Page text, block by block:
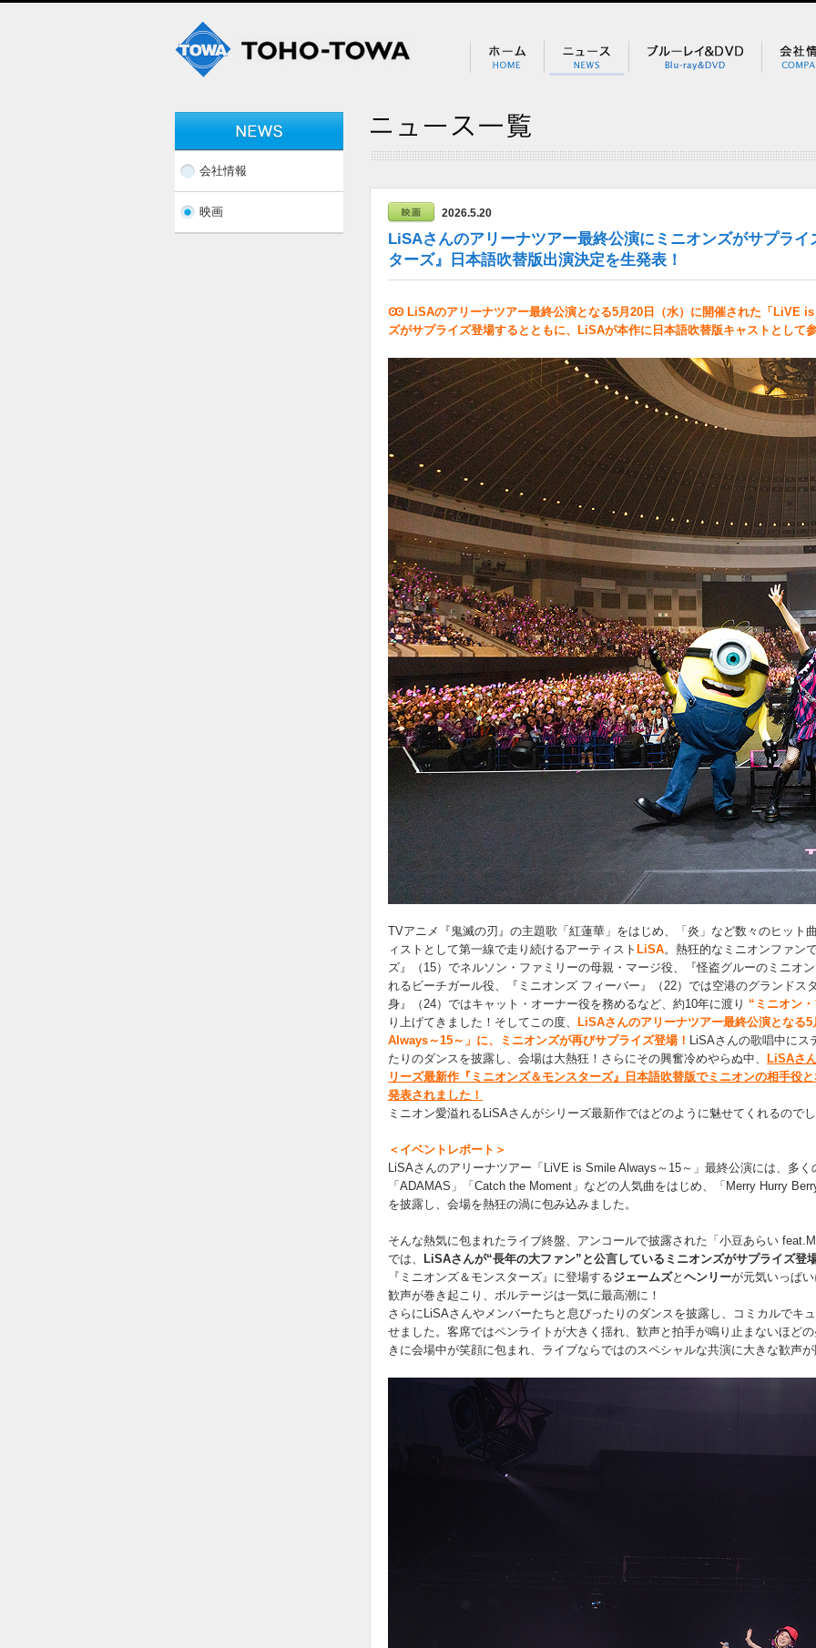
2026.5.20
LiSAさんのアリーナツアー最終公演にミニオンズがサプラ
ターズ』日本語吹替版出演決定を生発表！
Ꙭ LiSAのアリーナツアー最終公演となる5月20日（水）に開催された「LiVE
ズがサプライズ登場するとともに、LiSAが本作に日本語吹替版キャストとして
TVアニメ『鬼滅の刃』の主題歌「紅蓮華」をはじめ、「炎」など数々のヒット
ィストとして第一線で走り続けるアーティスト LiSA。熱狂的なミニオンファン
ズ』（15）でネルソン・ファミリーの母親・マージ役、『怪盗グルーのミニオ
れるビーチガール役、『ミニオンズ フィーバー』（22）では空港のグランドス
身』（24）ではキャット・オーナー役を務めるなど、約10年に渡り “ミニオン
り上げてきました！そしてこの度、
LiSAさんのアリーナツアー最終公演とな
Always～15～」に、ミニオンズが再びサプライズ登場！ LiSAさんの歌唱中にス
たりのダンスを披露し、会場は大熱狂！さらにその興奮冷めやらぬ中、
LiSAさ
リーズ最新作『ミニオンズ＆モンスターズ』日本語吹替版でミニオンの相手役
発表されました！
ミニオン愛溢れるLiSAさんがシリーズ最新作ではどのように魅せてくれるので
＜イベントレポート＞
LiSAさんのアリーナツアー「LiVE is Smile Always～15～」最終公演には、多
「ADAMAS」「Catch the Moment」などの人気曲をはじめ、「Merry Hurry
を披露し、会場を熱狂の渦に包み込みました。
そんな熱気に包まれたライブ終盤、アンコールで披露された「小豆あらい
では、
LiSAさんが“長年の大ファン”と公言しているミニオンズがサプライズ登
『ミニオンズ＆モンスターズ』に登場するジェームズと ヘンリーが元気いっぱ
歓声が巻き起こり、ボルテージは一気に最高潮に！
さらにLiSAさんやメンバーたちと息ぴったりのダンスを披露し、コミカルでキ
せました。客席ではペンライトが大きく揺れ、歓声と拍手が鳴り止まないほど
きに会場中が笑顔に包まれ、ライブならではのスペシャルな共演に大きな歓声
会社情報
映画